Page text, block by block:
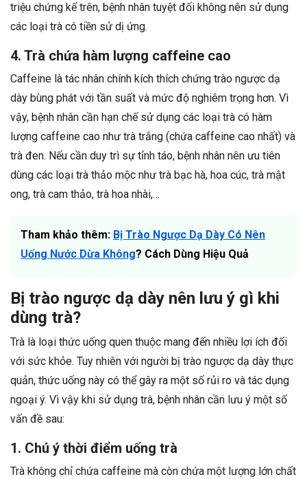
triệu chứng kể trên, bệnh nhân tuyệt đối không nên sử dụng
các loại trà có tiền sử dị ứng.
4. Trà chứa hàm lượng caffeine cao
Caffeine là tác nhân chính kích thích chứng trào ngược dạ
dày bùng phát với tần suất và mức độ nghiêm trọng hơn. Vì
vậy, bệnh nhân cần hạn chế sử dụng các loại trà có hàm
lượng caffeine cao như trà trắng (chứa caffeine cao nhất) và
trà đen. Nếu cần duy trì sự tỉnh táo, bệnh nhân nên ưu tiên
dùng các loại trà thảo mộc như trà bạc hà, hoa cúc, trà mật
ong, trà cam thảo, trà hoa nhài,…
Tham khảo thêm: Bị Trào Ngược Dạ Dày Có Nên
Uống Nước Dừa Không? Cách Dùng Hiệu Quả
Bị trào ngược dạ dày nên lưu ý gì khi
dùng trà?
Trà là loại thức uống quen thuộc mang đến nhiều lợi ích đối
với sức khỏe. Tuy nhiên với người bị trào ngược dạ dày thực
quản, thức uống này có thể gây ra một số rủi ro và tác dụng
ngoại ý. Vì vậy khi sử dụng trà, bệnh nhân cần lưu ý một số
vấn đề sau:
1. Chú ý thời điểm uống trà
Trà không chỉ chứa caffeine mà còn chứa một lượng lớn chất